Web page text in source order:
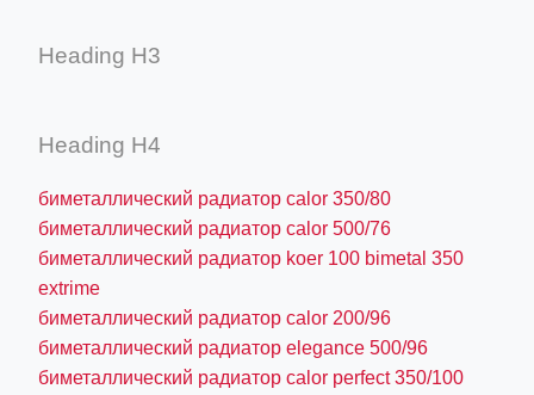
Heading H3
Heading H4
биметаллический радиатор calor 350/80
биметаллический радиатор calor 500/76
биметаллический радиатор koer 100 bimetal 350
extrime
биметаллический радиатор calor 200/96
биметаллический радиатор elegance 500/96
биметаллический радиатор calor perfect 350/100